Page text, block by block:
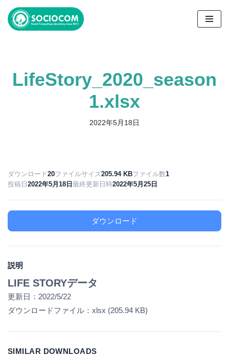
コ
へLifeStory_2020_season
1.xlsx
2022年5月18日
ダウンロード20ファイルサイズ205.94 KBファイル数1
投稿日2022年5月18日最終更新日時2022年5月25日
ダウンロード
説明
LIFE STORYデータ
更新日：2022/5/22
ダウンロードファイル：xlsx (205.94 KB)
SIMILAR DOWNLOADS